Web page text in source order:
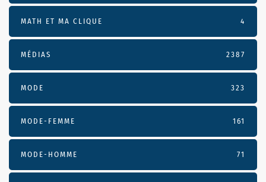
MATH ET MA CLIQUE 4
MÉDIAS 2387
MODE 323
MODE-FEMME 161
MODE-HOMME 71